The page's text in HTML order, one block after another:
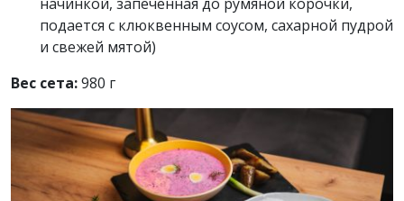
подается с клюквенным соусом, сахарной пудрой
и свежей мятой)
Вес сета:980 г